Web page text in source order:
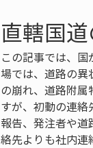
直轄国
この記事では、
場では、道路の
の崩れ、道路附
すが、初動の連
報告、発注者や
絡先よりも社内連